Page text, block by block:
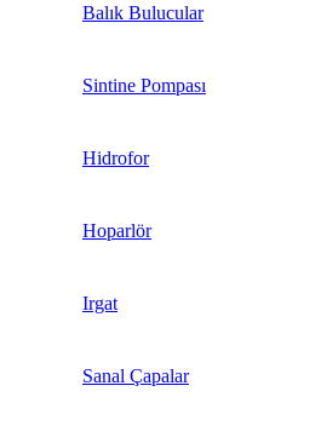
Balık Bulucular
Sintine Pompası
Hidrofor
Hoparlör
Irgat
Sanal Çapalar